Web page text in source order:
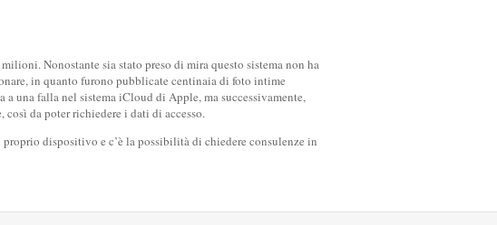
Nonostante sia stato preso di mira questo sistema non ha
in quanto furono pubblicate centinaia di foto intime
una falla nel sistema iCloud di Apple, ma successivamente,
da poter richiedere i dati di accesso.
dispositivo e c’è la possibilità di chiedere consulenze in